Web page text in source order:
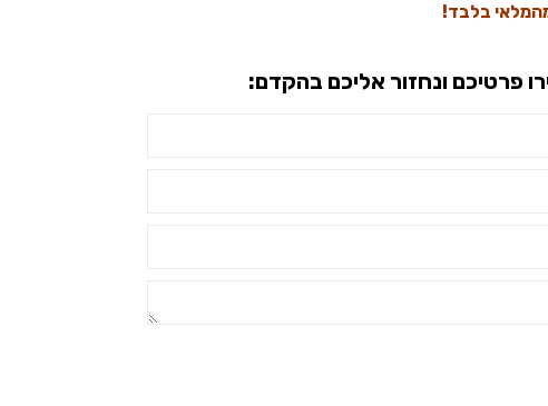
פרטיכם ונחזור אליכם בהקדם: